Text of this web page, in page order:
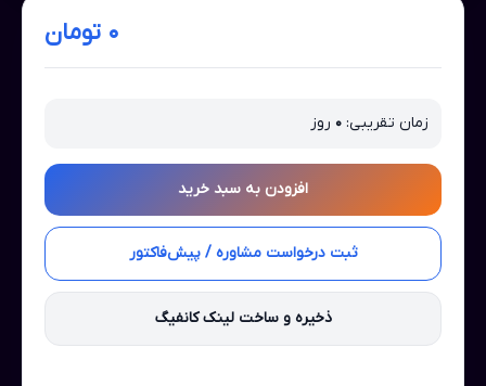
۰ تومان
زمان تقریبی: ۰ روز
افزودن به سبد خرید
ثبت درخواست مشاوره / پیش‌فاکتور
ذخیره و ساخت لینک کانفیگ